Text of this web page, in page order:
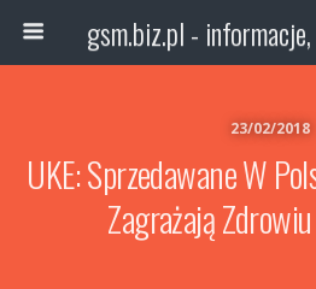
23/02/2018
UKE: Sprzedawane W
Zagrażają